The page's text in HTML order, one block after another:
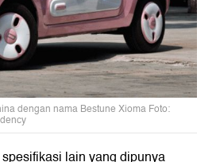
dengan nama Bestune Xioma Foto:
lain yang dipunya